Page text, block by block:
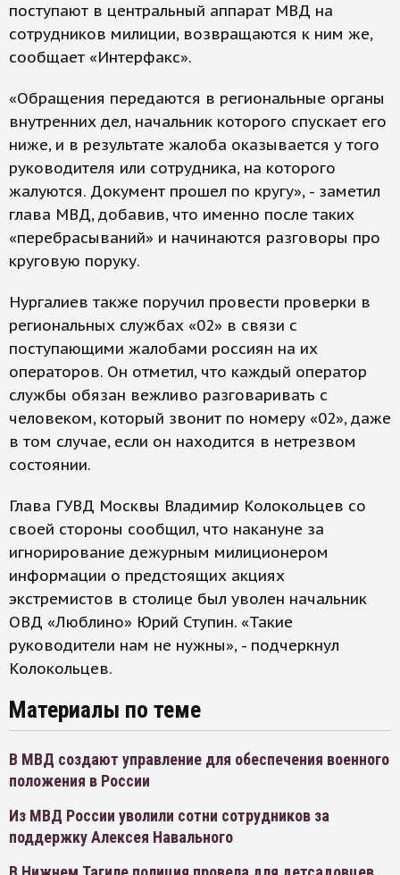
поступают в центральный аппарат МВД на
сотрудников милиции, возвращаются к ним же,
сообщает «Интерфакс».
«Обращения передаются в региональные органы
внутренних дел, начальник которого спускает его
ниже, и в результате жалоба оказывается у того
руководителя или сотрудника, на которого
жалуются. Документ прошел по кругу», - заметил
глава МВД, добавив, что именно после таких
«перебрасываний» и начинаются разговоры про
круговую поруку.
Нургалиев также поручил провести проверки в
региональных службах «02» в связи с
поступающими жалобами россиян на их
операторов. Он отметил, что каждый оператор
службы обязан вежливо разговаривать с
человеком, который звонит по номеру «02», даже
в том случае, если он находится в нетрезвом
состоянии.
Глава ГУВД Москвы Владимир Колокольцев со
своей стороны сообщил, что накануне за
игнорирование дежурным милиционером
информации о предстоящих акциях
экстремистов в столице был уволен начальник
ОВД «Люблино» Юрий Ступин. «Такие
руководители нам не нужны», - подчеркнул
Колокольцев.
Материалы по теме
В МВД создают управление для обеспечения военного
положения в России
Из МВД России уволили сотни сотрудников за
поддержку Алексея Навального